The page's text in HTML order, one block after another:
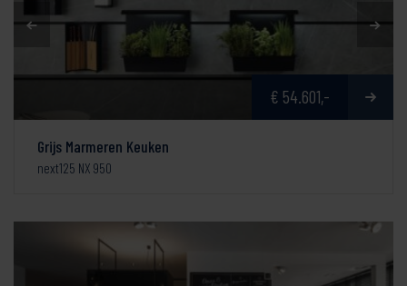
€ 54.601,-
Grijs Marmeren Keuken
next125 NX 950